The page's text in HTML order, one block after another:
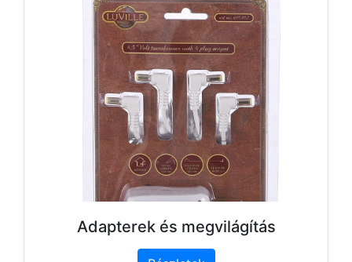
Adapterek és megvilágítás